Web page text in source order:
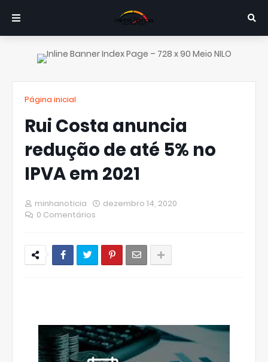
Página inicial
Rui Costa anuncia
redução de até 5% no
IPVA em 2021
minhanoticia
dezembro 14, 2020
0 Comentários